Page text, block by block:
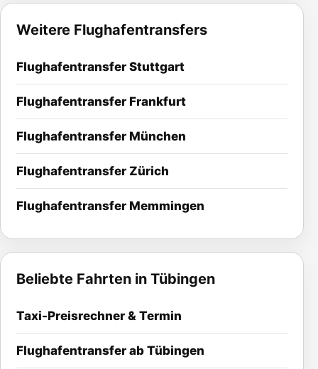
Weitere Flughafentransfers
Flughafentransfer Stuttgart
Flughafentransfer Frankfurt
Flughafentransfer München
Flughafentransfer Zürich
Flughafentransfer Memmingen
Beliebte Fahrten in Tübingen
Taxi-Preisrechner & Termin
Flughafentransfer ab Tübingen